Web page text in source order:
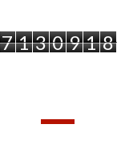
7 1 3 0 9 1 8